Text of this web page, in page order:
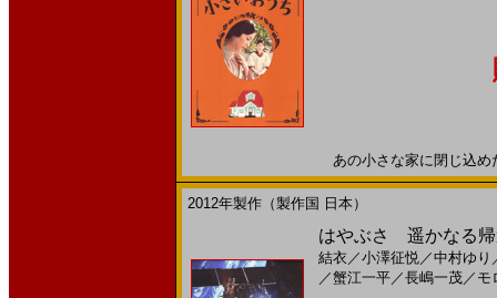
あの小さな家に閉じ込
2012年製作（製作国 日本）
はやぶさ 遥かなる帰
結衣 ／小澤征悦／中村ゆり
／蟹江一平／長嶋一茂／ モ